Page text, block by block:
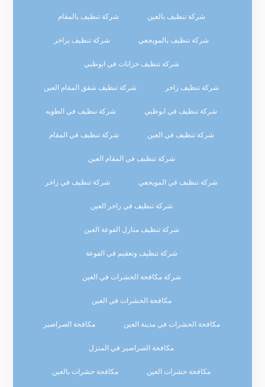
شركة تنظيف بالعين شركة تنظيف بالمقام
شركة تنظيف بالمويجعي شركة تنظيف بزاخر
شركة تنظيف خزانات في ابوظبي
شركة تنظيف زاخر شركة تنظيف شقق المقام العين
شركة تنظيف في ابوظبي شركة تنظيف في الطويه
شركة تنظيف في العين شركة تنظيف في المقام
شركة تنظيف في المقام العين
شركة تنظيف في المويجعي شركة تنظيف في زاخر
شركة تنظيف في زاخر العين
شركة تنظيف منازل الفوعة العين
شركة تنظيف وتعقيم في الفوعة
شركة مكافحة الحشرات في العين
مكافحة الحشرات في العين
مكافحة الحشرات في مدينة العين مكافحة الصراصير
مكافحة الصراصير في المنزل
مكافحة حشرات العين مكافحة حشرات بالعين